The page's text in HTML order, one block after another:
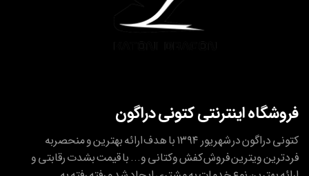
فروشگاه اینترنتی کتونی دراگون
کتونی دراگون در شهریور ۱۳۹۴ با هدف ارائه بهترین و منحصربه
فردترین ویترین فروش کفش وکتانی و... با قیمت بشدت رقابتی و